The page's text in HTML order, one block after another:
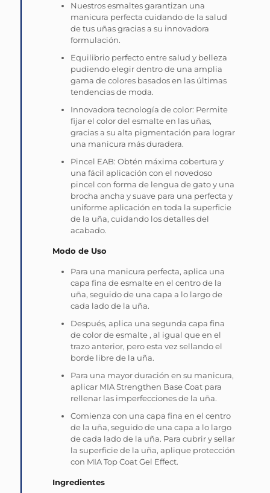
Nuestros esmaltes garantizan una
manicura perfecta cuidando de la salud
de tus uñas gracias a su innovadora
formulación.
Equilibrio perfecto entre salud y belleza
pudiendo elegir dentro de una amplia
gama de colores basados en las últimas
tendencias de moda.
Innovadora tecnología de color: Permite
fijar el color del esmalte en las uñas,
gracias a su alta pigmentación para lograr
una manicura más duradera.
Pincel EAB: Obtén máxima cobertura y
una fácil aplicación con el novedoso
pincel con forma de lengua de gato y una
brocha ancha y suave para una perfecta y
uniforme aplicación en toda la superficie
de la uña, cuidando los detalles del
acabado.
Modo de Uso
Para una manicura perfecta, aplica una
capa fina de esmalte en el centro de la
uña, seguido de una capa a lo largo de
cada lado de la uña.
Después, aplica una segunda capa fina
de color de esmalte , al igual que en el
trazo anterior, pero esta vez sellando el
borde libre de la uña.
Para una mayor duración en su manicura,
aplicar MIA Strengthen Base Coat para
rellenar las imperfecciones de la uña.
Comienza con una capa fina en el centro
de la uña, seguido de una capa a lo largo
de cada lado de la uña. Para cubrir y sellar
la superficie de la uña, aplique protección
con MIA Top Coat Gel Effect.
Ingredientes